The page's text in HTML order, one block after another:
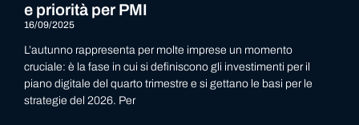
e priorità per PMI
16/09/2025
L’autunno rappresenta per molte imprese un momento
cruciale: è la fase in cui si definiscono gli investimenti per il
piano digitale del quarto trimestre e si gettano le basi per le
strategie del 2026. Per